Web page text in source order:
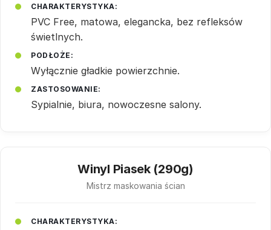
CHARAKTERYSTYKA:
PVC Free, matowa, elegancka, bez refleksów
świetlnych.
PODŁOŻE:
Wyłącznie gładkie powierzchnie.
ZASTOSOWANIE:
Sypialnie, biura, nowoczesne salony.
Winyl Piasek (290g)
Mistrz maskowania ścian
CHARAKTERYSTYKA: